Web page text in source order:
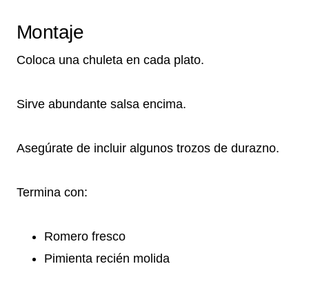
Montaje
Coloca una chuleta en cada plato.
Sirve abundante salsa encima.
Asegúrate de incluir algunos trozos de durazno.
Termina con:
Romero fresco
Pimienta recién molida